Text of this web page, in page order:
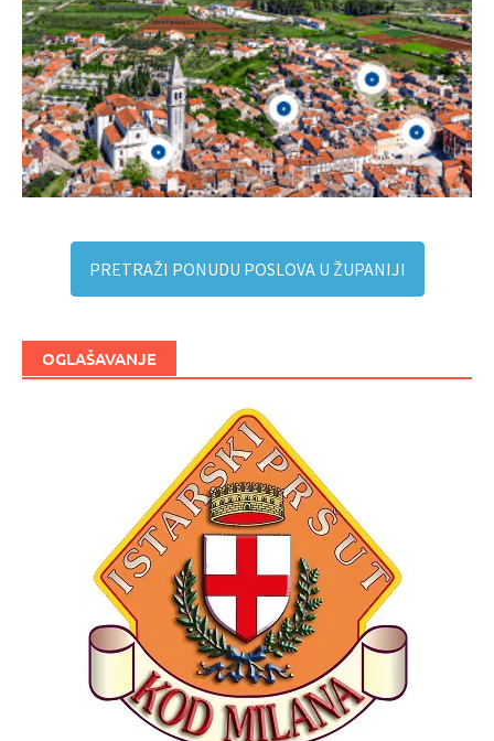
PRETRAŽI PONUDU POSLOVA U ŽUPANIJI
OGLAŠAVANJE